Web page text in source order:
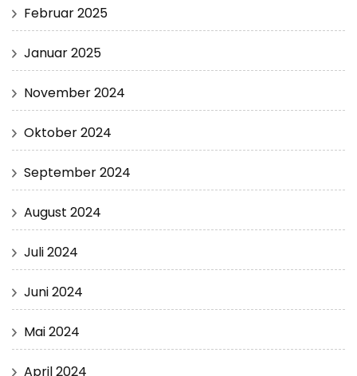
Februar 2025
Januar 2025
November 2024
Oktober 2024
September 2024
August 2024
Juli 2024
Juni 2024
Mai 2024
April 2024